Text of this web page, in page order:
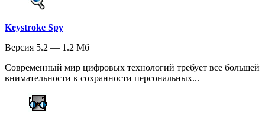
Keystroke Spy
Версия 5.2 — 1.2 Мб
Современный мир цифровых технологий требует все большей
внимательности к сохранности персональных...